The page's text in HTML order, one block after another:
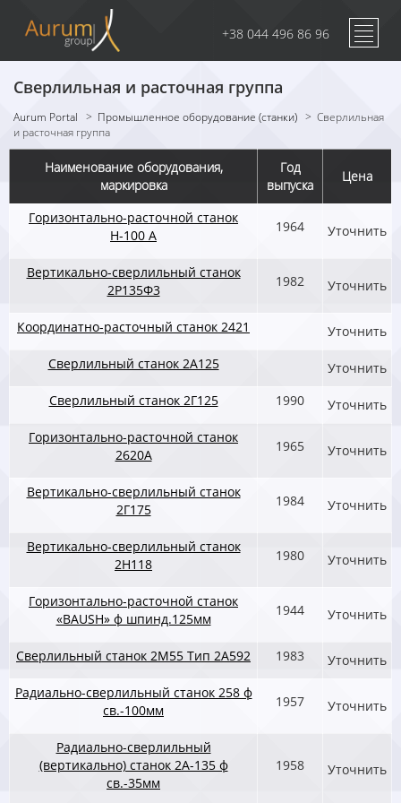
+38 044 496 86 96
Сверлильная и расточная группа
Aurum Portal > Промышленное оборудование (станки) > Сверлильная
и расточная группа
Наименование оборудования,
маркировка
Год
выпуска
Цена
Горизонтально-расточной станок
Н-100 А
1964 Уточнить
Вертикально-сверлильный станок
2Р135Ф3
1982 Уточнить
Координатно-расточный станок 2421
Уточнить
Сверлильный станок 2А125
Уточнить
Сверлильный станок 2Г125
1990
Уточнить
Горизонтально-расточной станок
2620А
1965 Уточнить
Вертикально-сверлильный станок
2Г175
1984 Уточнить
Вертикально-сверлильный станок
2Н118
1980 Уточнить
Горизонтально-расточной станок
«BAUSH» ф шпинд.125мм
1944 Уточнить
Сверлильный станок 2М55 Тип 2А592 1983
Уточнить
Радиально-сверлильный станок 258 ф
св.-100мм
1957 Уточнить
Радиально-сверлильный
(вертикально) станок 2А-135 ф
св.-35мм
1958 Уточнить